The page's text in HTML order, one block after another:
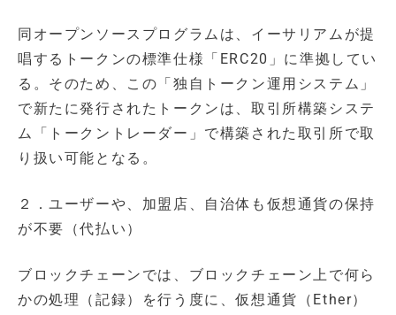
同オープンソースプログラムは、イーサリアムが提
唱するトークンの標準仕様「ERC20」に準拠してい
る。そのため、この「独自トークン運用システム」
で新たに発行されたトークンは、取引所構築システ
ム「トークントレーダー」で構築された取引所で取
り扱い可能となる。
２．ユーザーや、加盟店、自治体も仮想通貨の保持
が不要（代払い）
ブロックチェーンでは、ブロックチェーン上で何ら
かの処理（記録）を行う度に、仮想通貨（Ether）